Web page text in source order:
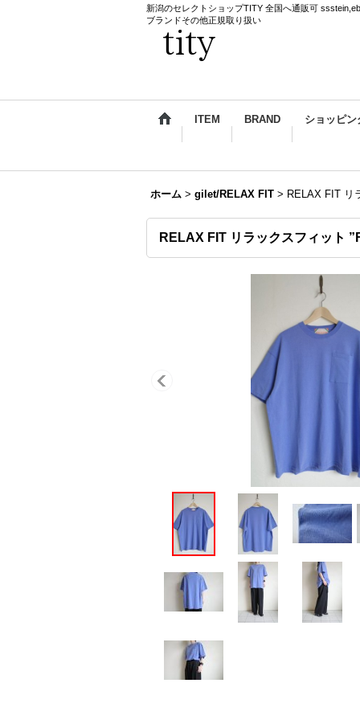
新潟のセレクトショップTITY 全国へ通販可
ブランドその他正規取り扱い
ITEM BRAND ショッピン
ホーム > gilet/RELAX FIT > RELAX FIT リ
RELAX FIT リラックスフィット